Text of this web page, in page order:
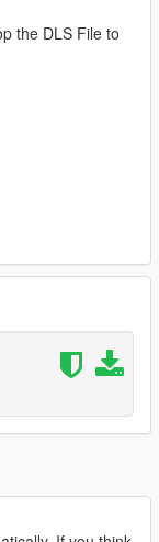
the DLS File to